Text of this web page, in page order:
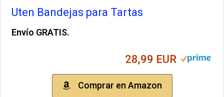
Uten Bandejas para Tartas
Envío GRATIS.
28,99 EUR
Comprar en Amazon